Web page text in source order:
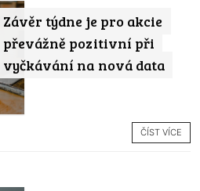
Závěr týdne je pro akcie
převážně pozitivní při
vyčkávání na nová data
ČÍST VÍCE